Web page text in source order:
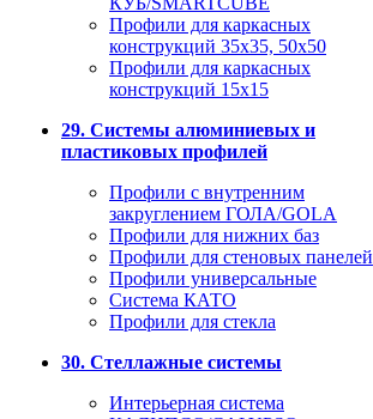
Профили для каркасных
конструкций 35x35, 50x50
Профили для каркасных
конструкций 15х15
29. Системы алюминиевых и
пластиковых профилей
Профили с внутренним
закруглением ГОЛА/GOLA
Профили для нижних баз
Профили для стеновых панелей
Профили универсальные
Система КАТО
Профили для стекла
30. Стеллажные системы
Интерьерная система